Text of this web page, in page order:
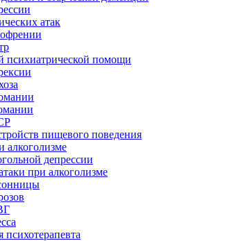
атак
психиатрической помощи
пищевого поведения
алкоголизме
депрессии
при алкоголизме
психотерапевта